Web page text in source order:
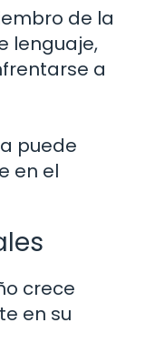
de la
lenguaje,
a
puede
en el
crece
en su